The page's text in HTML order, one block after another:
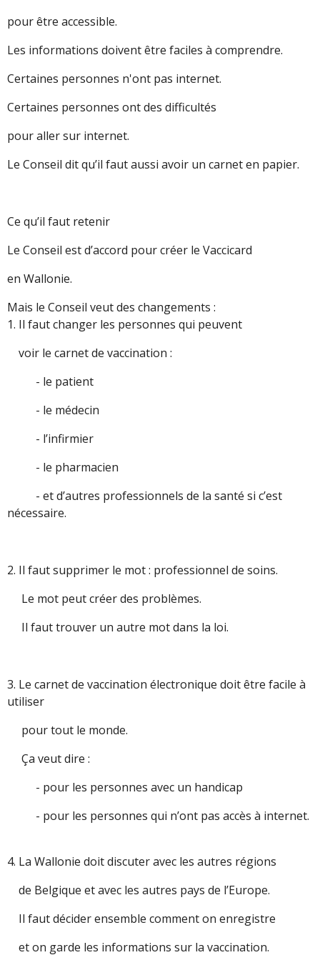
pour être accessible.
Les informations doivent être faciles à comprendre.
Certaines personnes n'ont pas internet.
Certaines personnes ont des difficultés
pour aller sur internet.
Le Conseil dit qu’il faut aussi avoir un carnet en papier.
Ce qu’il faut retenir
Le Conseil est d’accord pour créer le Vaccicard
en Wallonie.
Mais le Conseil veut des changements :
1. Il faut changer les personnes qui peuvent
voir le carnet de vaccination :
- le patient
- le médecin
- l’infirmier
- le pharmacien
- et d’autres professionnels de la santé si c’est
nécessaire.
2. Il faut supprimer le mot : professionnel de soins.
Le mot peut créer des problèmes.
Il faut trouver un autre mot dans la loi.
3. Le carnet de vaccination électronique doit être facile à
utiliser
pour tout le monde.
Ça veut dire :
- pour les personnes avec un handicap
- pour les personnes qui n’ont pas accès à internet.
4. La Wallonie doit discuter avec les autres régions
de Belgique et avec les autres pays de l’Europe.
Il faut décider ensemble comment on enregistre
et on garde les informations sur la vaccination.